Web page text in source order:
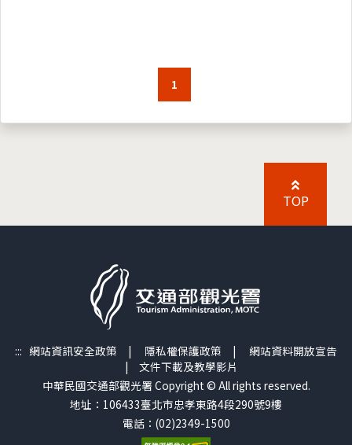
1
TOP
::: 網站資訊安全政策 | 隱私權保護政策 | 網站資料開放宣告
| 文件下載及教學影片
中華民國交通部觀光署 Copyright © All rights reserved.
地址：106433臺北市忠孝東路4段290號9樓
電話：(02)2349-1500